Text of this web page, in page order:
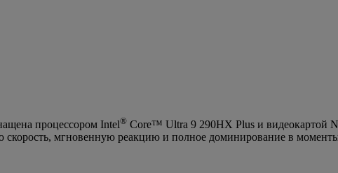
процессором Intel® Core™ Ultra 9 290HX Plus и видеокартой
мгновенную реакцию и полное доминирование в